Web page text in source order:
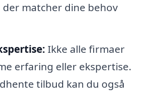
der matcher dine behov
Ikke alle firmaer
erfaring eller ekspertise.
tilbud kan du også